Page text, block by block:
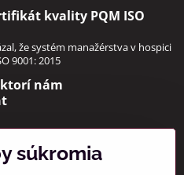
kvality PQM ISO
že systém manažérstva v hospici
9001: 2015
ktorí nám
súkromia